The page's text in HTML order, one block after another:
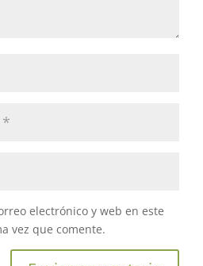
electrónico y web en este
vez que comente.